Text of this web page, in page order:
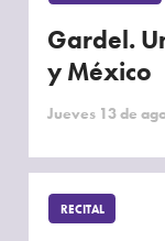
Gardel.
y México
Jueves 13 de
RECITAL